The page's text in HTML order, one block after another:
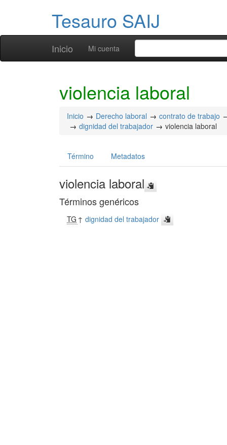
Tesauro SAIJ
Inicio Mi cuenta
violencia laboral
Inicio Derecho laboral contrato de trabajo
dignidad del trabajador
violencia laboral
Término Metadatos
violencia laboral
Términos genéricos
TG ↑dignidad del trabajador